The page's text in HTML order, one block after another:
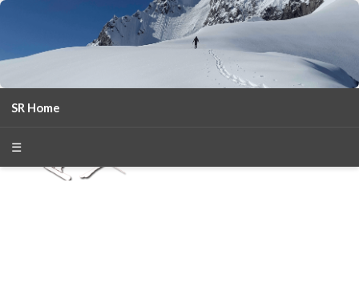
SR Home
☰